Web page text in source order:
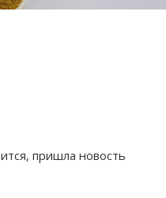
пришла новость